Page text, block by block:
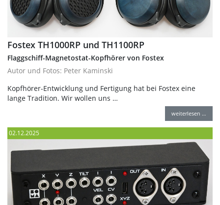
Fostex TH1000RP und TH1100RP
Flaggschiff-Magnetostat-Kopfhörer von Fostex
Autor und Fotos: Peter Kaminski
Kopfhörer-Entwicklung und Fertigung hat bei Fostex eine
lange Tradition. Wir wollen uns …
weiterlesen …
02.12.2025